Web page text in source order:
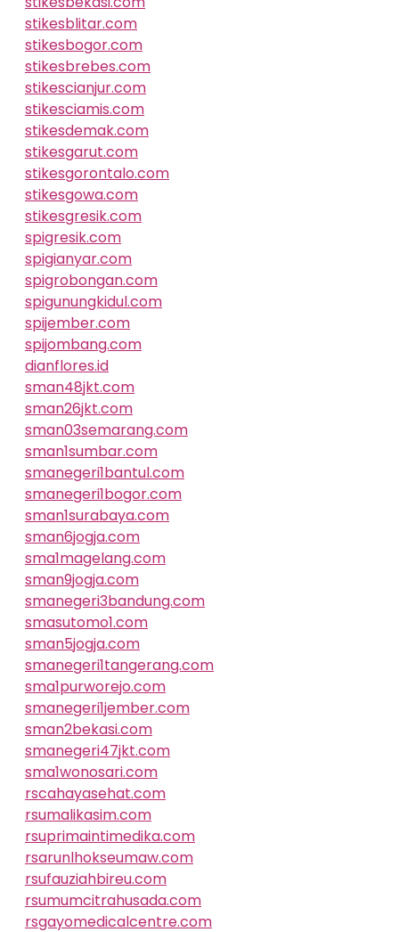
stikesblitar.com
stikesbogor.com
stikesbrebes.com
stikescianjur.com
stikesciamis.com
stikesdemak.com
stikesgarut.com
stikesgorontalo.com
stikesgowa.com
stikesgresik.com
spigresik.com
spigianyar.com
spigrobongan.com
spigunungkidul.com
spijember.com
spijombang.com
dianflores.id
sman48jkt.com
sman26jkt.com
sman03semarang.com
sman1sumbar.com
smanegeri1bantul.com
smanegeri1bogor.com
sman1surabaya.com
sman6jogja.com
sma1magelang.com
sman9jogja.com
smanegeri3bandung.com
smasutomo1.com
sman5jogja.com
smanegeri1tangerang.com
sma1purworejo.com
smanegeri1jember.com
sman2bekasi.com
smanegeri47jkt.com
sma1wonosari.com
rscahayasehat.com
rsumalikasim.com
rsuprimaintimedika.com
rsarunlhokseumaw.com
rsufauziahbireu.com
rsumumcitrahusada.com
rsgayomedicalcentre.com